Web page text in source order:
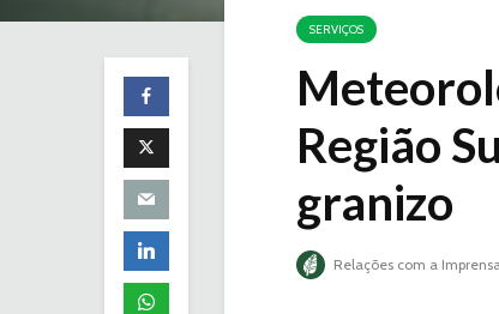
SERVIÇOS
Região
granizo
Relações com a